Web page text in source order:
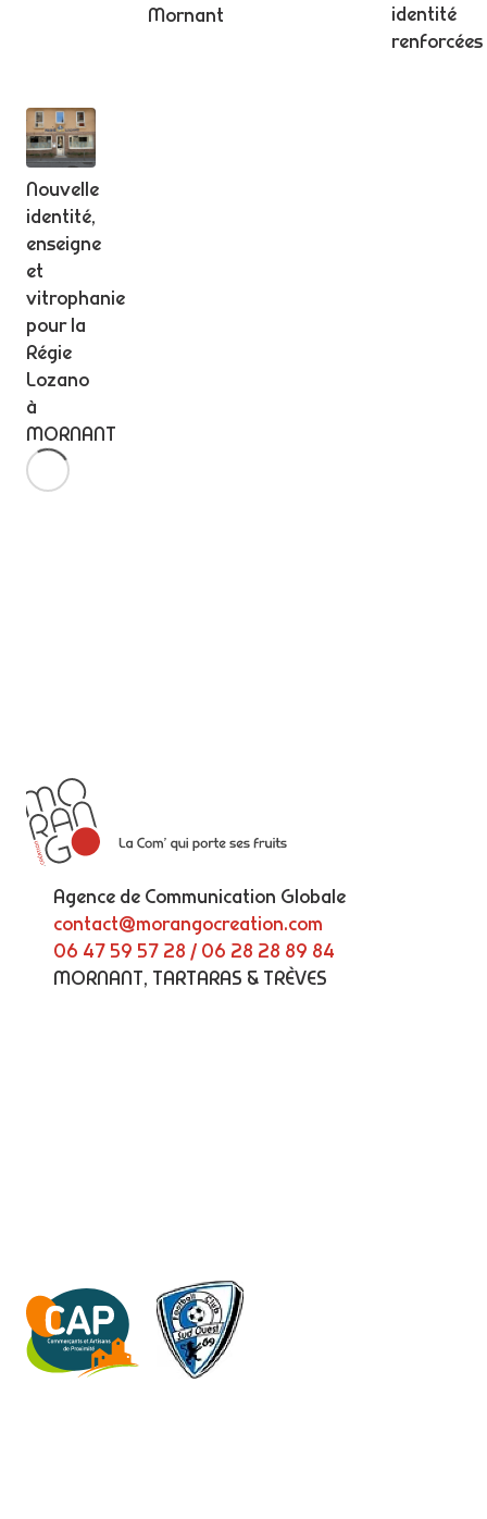
Mornant
identité
renforcées
Nouvelle
identité,
enseigne
et
vitrophanie
pour la
Régie
Lozano
à
MORNANT
Agence de Communication Globale
contact@morangocreation.com
06 47 59 57 28 / 06 28 28 89 84
MORNANT, TARTARAS & TRÈVES